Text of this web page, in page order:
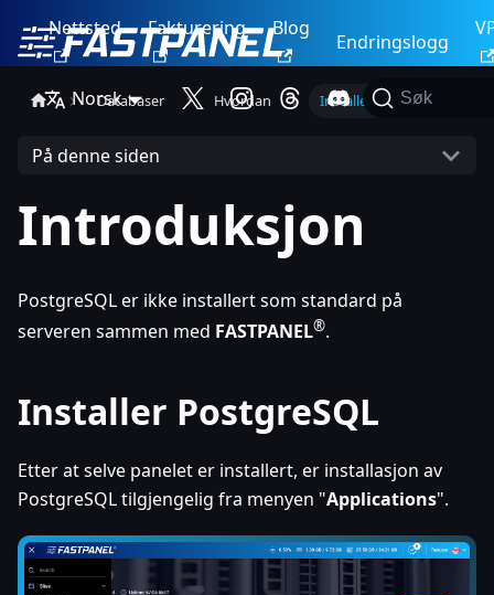
Nettsted Fakturering Blog
Endringslogg
Norsk Søk
Databaser Hvordan Installer PostgreSQL
På denne siden
Introduksjon
PostgreSQL er ikke installert som standard på
serveren sammen med FASTPANEL®.
Installer PostgreSQL
Etter at selve panelet er installert, er installasjon av
PostgreSQL tilgjengelig fra menyen "Applications".